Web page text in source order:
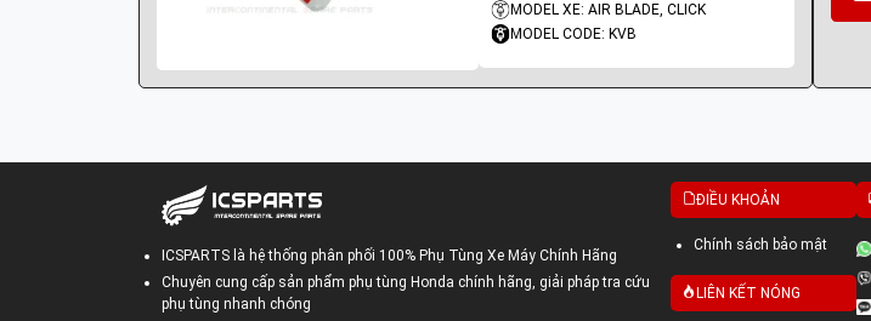
MODEL XE: AIR BLADE, CLICK
MODEL CODE: KVB
ICSPARTS là hệ thống phân phối 100% Phụ Tùng Xe Máy Chính Hãng
Chuyên cung cấp sản phẩm phụ tùng Honda chính hãng, giải pháp tra cứu
phụ tùng nhanh chóng
ĐIỀU KHOẢN
Chính sách bảo mật
LIÊN KẾT NÓNG